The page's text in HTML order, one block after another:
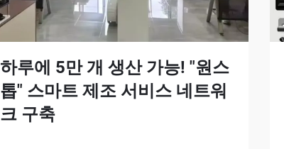
하루에 5만 개 생산 가능! "원스
톱" 스마트 제조 서비스 네트워
크 구축